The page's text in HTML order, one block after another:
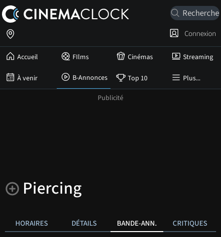
Accueil FIlms Cinémas Streaming
À venir B-Annonces Top 10 Plus...
Connexion
Piercing
HORAIRES DÉTAILS BANDE-ANN. CRITIQUES